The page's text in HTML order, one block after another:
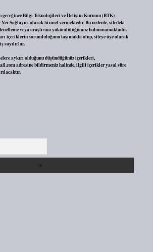
gereğince Bilgi Teknolojileri ve İletişim Kurumu (BTK)
Sağlayıcı olarak hizmet vermektedir. Bu nedenle, sitedeki
veya araştırma yükümlülüğümüz bulunmamaktadır.
içeriklerin sorumluluğunu taşımakta olup, siteye üye olarak
sayılırlar.
aykırı olduğunu düşündüğünüz içerikleri,
adresine bildirmeniz halinde, ilgili içerikler yasal süre